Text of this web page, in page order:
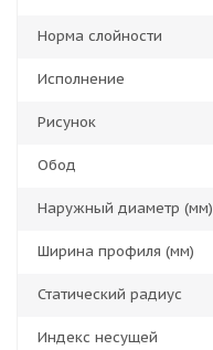
Норма слойности
Исполнение
Рисунок
Обод
Наружный диаметр (мм)
Ширина профиля (мм)
Статический радиус
Индекс несущей